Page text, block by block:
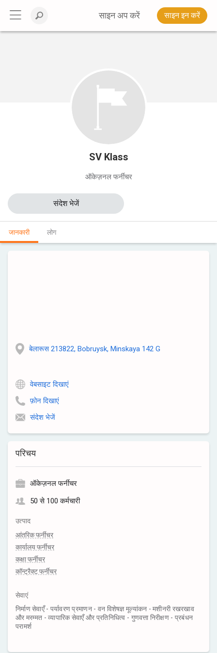
साइन अप करें साइन इन करें
SV Klass
ऑकेज़नल फर्नीचर
जानकारी लोग
संदेश भेजें
परिचय
ऑकेज़नल फर्नीचर
50 से 100 कर्मचारी
उत्पाद
आंतरिक फर्नीचर
कार्यालय फर्नीचर
कक्षा फर्नीचर
कॉन्ट्रैक्ट फर्नीचर
सेवाएं
निर्माण सेवाएँ - पर्यावरण प्रमाणन - वन विशेषज्ञ मूल्यांकन - मशीनरी रखरखाव
और मरम्मत - व्यापारिक सेवाएँ और प्रतिनिधित्व - गुणवत्ता निरीक्षण - प्रबंधन
परामर्श
बेलारूस 213822, Bobruysk, Minskaya 142 G
वेबसाइट दिखाएं
फ़ोन दिखाएं
संदेश भेजें